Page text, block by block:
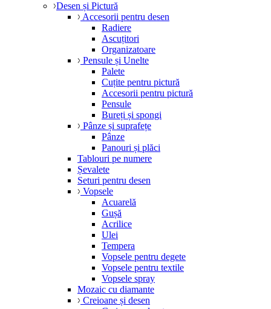
Desen și Pictură
Accesorii pentru desen
Radiere
Ascuțitori
Organizatoare
Pensule și Unelte
Palete
Cuțite pentru pictură
Accesorii pentru pictură
Pensule
Bureți și spongi
Pânze și suprafețe
Pânze
Panouri și plăci
Tablouri pe numere
Șevalete
Seturi pentru desen
Vopsele
Acuarelă
Gușă
Acrilice
Ulei
Tempera
Vopsele pentru degete
Vopsele pentru textile
Vopsele spray
Mozaic cu diamante
Creioane și desen